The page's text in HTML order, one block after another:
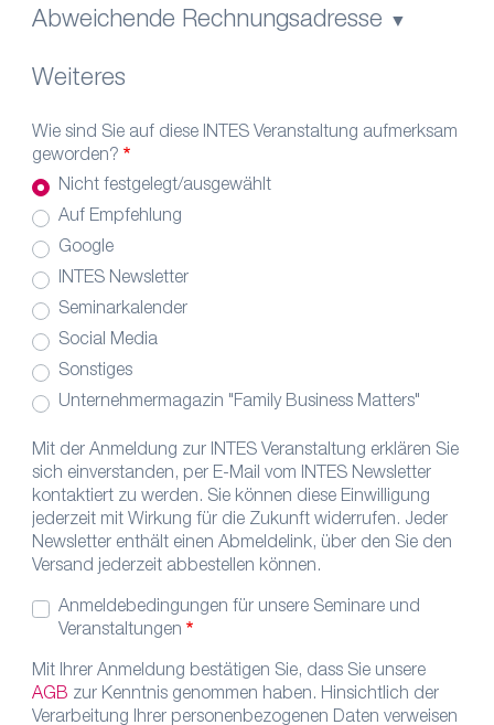
Abweichende Rechnungsadresse
Weiteres
Wie sind Sie auf diese INTES Veranstaltung aufmerksam
geworden?
Nicht festgelegt/ausgewählt
Auf Empfehlung
Google
INTES Newsletter
Seminarkalender
Social Media
Sonstiges
Unternehmermagazin "Family Business Matters"
Mit der Anmeldung zur INTES Veranstaltung erklären Sie
sich einverstanden, per E-Mail vom INTES Newsletter
kontaktiert zu werden. Sie können diese Einwilligung
jederzeit mit Wirkung für die Zukunft widerrufen. Jeder
Newsletter enthält einen Abmeldelink, über den Sie den
Versand jederzeit abbestellen können.
Anmeldebedingungen für unsere Seminare und
Veranstaltungen
Mit Ihrer Anmeldung bestätigen Sie, dass Sie unsere
AGB zur Kenntnis genommen haben. Hinsichtlich der
Verarbeitung Ihrer personenbezogenen Daten verweisen